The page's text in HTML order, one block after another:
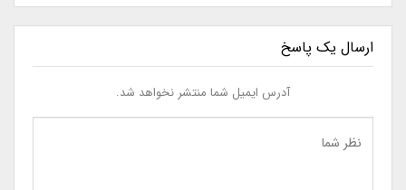
ارسال یک پاسخ
آدرس ایمیل شما منتشر نخواهد شد.